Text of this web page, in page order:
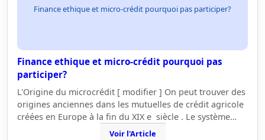
Finance ethique et micro-crédit pourquoi pas participer?
Finance ethique et micro-crédit pourquoi pas
participer?
L'Origine du microcrédit [ modifier ] On peut trouver des
origines anciennes dans les mutuelles de crédit agricole
créées en Europe à la fin du XIX e siècle . Le système…
Voir l'Article